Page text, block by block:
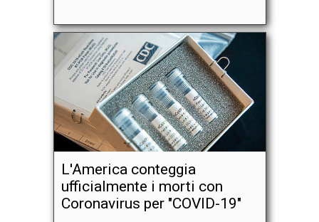
L'America conteggia
ufficialmente i morti con
Coronavirus per "COVID-19"